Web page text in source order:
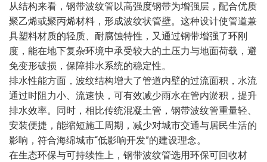
从结构来看，钢带波纹管以高强度钢带为增强层，配合优质
聚乙烯或聚丙烯材料，形成波纹状管壁。这种设计使管道兼
具塑料材质的轻质、耐腐蚀特性，又通过钢带增强了环刚
度，能在地下复杂环境中承受较大的土压力与地面荷载，避
免变形破损，保障排水系统的稳定性。
排水性能方面，波纹结构增大了管道内壁的过流面积，水流
通过时阻力小、流速快，可有效减少雨水在管内淤积，提升
排水效率。同时，相比传统混凝土管，钢带波纹管重量轻、
安装便捷，能缩短施工周期，减少对城市交通与居民生活的
影响，符合海绵城市“低影响开发”的建设理念。
在生态环保与可持续性上，钢带波纹管选用环保可回收材